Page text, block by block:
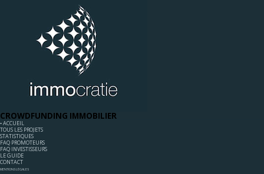
CROWDFUNDING IMMOBILIER
◦ ACCUEIL
TOUS LES PROJETS
STATISTIQUES
FAQ PROMOTEURS
FAQ INVESTISSEURS
LE GUIDE
CONTACT
MENTIONS LÉGALES